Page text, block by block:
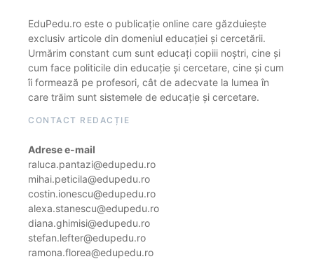
EduPedu.ro este o publicație online care găzduiește
exclusiv articole din domeniul educației și cercetării.
Urmărim constant cum sunt educați copiii noștri, cine și
cum face politicile din educație și cercetare, cine și cum
îi formează pe profesori, cât de adecvate la lumea în
care trăim sunt sistemele de educație și cercetare.
CONTACT REDACȚIE
Adrese e-mail
raluca.pantazi@edupedu.ro
mihai.peticila@edupedu.ro
costin.ionescu@edupedu.ro
alexa.stanescu@edupedu.ro
diana.ghimisi@edupedu.ro
stefan.lefter@edupedu.ro
ramona.florea@edupedu.ro